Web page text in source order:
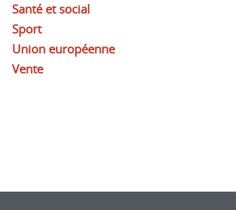
Santé et social
Sport
Union européenne
Vente